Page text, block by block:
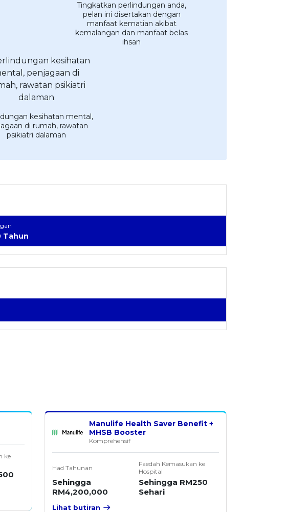
Tingkatkan perlindungan anda,
pelan ini disertakan dengan
manfaat kematian akibat
kemalangan dan manfaat belas
ihsan
kesihatan mental,
di rumah, rawatan
psikiatri dalaman
Tahun
ke
Manulife Health Saver Benefit +
MHSB Booster
Komprehensif
Had Tahunan
Sehingga
RM4,200,000
Faedah Kemasukan ke
Hospital
Sehingga RM250
Sehari
Lihat butiran